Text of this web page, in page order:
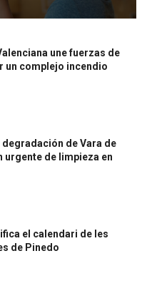
une fuerzas de
un complejo incendio
degradación de Vara de
urgente de limpieza en
el calendari de les
de Pinedo